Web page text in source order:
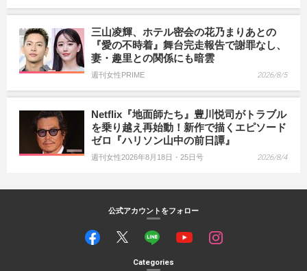
三山凌輝、ホテル密会の花乃まりあとの
『愛の不時着』舞台完走報告で謝罪なし、
妻・趣里との関係にも暗雲
週刊女性PRIME 2026/8/5
Netflix『地面師たち』豊川悦司がトラブル
を乗り越え再始動！新作で描くエピソード
ゼロ『ハリソン山中の前日譚』
週刊女性2026年8月18日・25日号 2026/8/4
公式アカウントをフォロー
Categories